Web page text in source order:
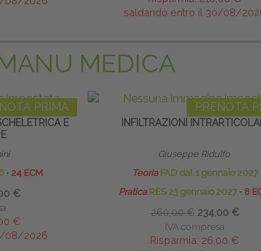
saldando entro il 30/08/
MEDICA
PRIMA
E
∙ 24 ECM
€
€
08/2026
PRENOTA
INFILTRAZIONI
Giuseppe Ridulfo
Teoria FAD dal 1 gennaio 2027
PraticaRES 23 gennaio 2027 ∙ 8
260,00 € 234,00 €
IVA compresa
Risparmia: 26,00 €